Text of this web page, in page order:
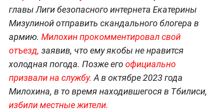
главы Лиги безопасного интернета Екатерины
Мизулиной отправить скандального блогера в
армию. Милохин прокомментировал свой
отъезд, заявив, что ему якобы не нравится
холодная погода. Позже егоофициально
призвали на службу. А в октябре 2023 года
Милохина, в то время находившегося в Тбилиси,
избили местные жители.